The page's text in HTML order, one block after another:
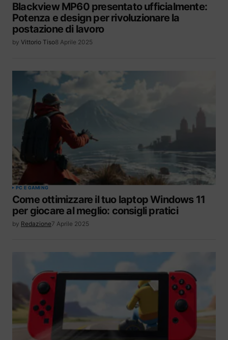
Blackview MP60 presentato ufficialmente:
Potenza e design per rivoluzionare la
postazione di lavoro
by Vittorio Tiso8 Aprile 2025
PC E GAMING
Come ottimizzare il tuo laptop Windows 11
per giocare al meglio: consigli pratici
by Redazione7 Aprile 2025